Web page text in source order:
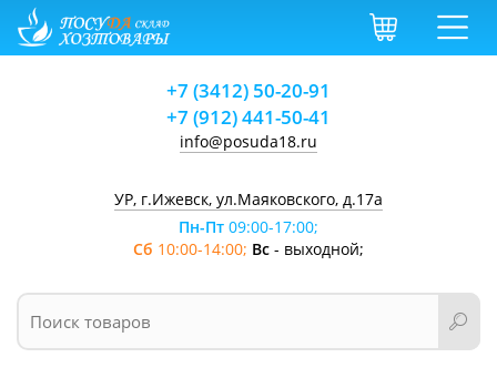
+7 (3412) 50-20-91
+7 (912) 441-50-41
info@posuda18.ru
УР, г.Ижевск, ул.Маяковского, д.17а
Пн-Пт 09:00-17:00;
Сб 10:00-14:00; Вс - выходной;